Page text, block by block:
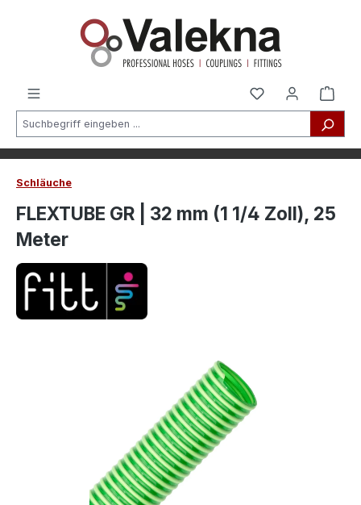
Schläuche
FLEXTUBE GR | 32 mm (1 1/4 Zoll), 25
Meter